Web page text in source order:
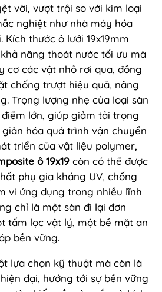
vời, vượt trội so với kim loại
nghiệt như nhà máy hóa
thước ô lưới 19x19mm
năng thoát nước tối ưu mà
cơ các vật nhỏ rơi qua, đồng
chống trượt hiệu quả, nâng
Trọng lượng nhẹ của loại sàn
lớn, giúp giảm tải trọng
hóa quá trình vận chuyển
triển của vật liệu polymer,
ô 19x19 còn có thể được
phụ gia kháng UV, chống
vi ứng dụng trong nhiều lĩnh
chỉ là một sàn đi lại đơn
tấm lọc vật lý, một bề mặt an
bền vững.
lựa chọn kỹ thuật mà còn là
đại, hướng tới sự bền vững